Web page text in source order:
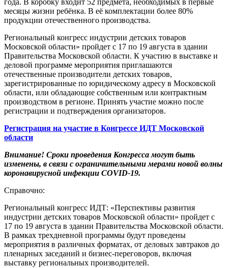
года. В коробку входит 52 предмета, необходимых в первые
месяцы жизни ребёнка. В её комплектации более 80%
продукции отечественного производства.
Региональный конгресс индустрии детских товаров
Московской области» пройдет с 17 по 19 августа в здании
Правительства Московской области. К участию в выставке и
деловой программе мероприятия приглашаются
отечественные производители детских товаров,
зарегистрированные по юридическому адресу в Московской
области, или обладающие собственным или контрактным
производством в регионе. Принять участие можно после
регистрации и подтверждения организаторов.
Регистрация на участие в Конгрессе ИДТ Московской
области
Внимание! Сроки проведения Конгресса могут быть
изменены, в связи с ограничительными мерами новой волны
коронавирусной инфекции COVID-19.
Справочно:
Региональный конгресс ИДТ: «Перспективы развития
индустрии детских товаров Московской области» пройдет с
17 по 19 августа в здании Правительства Московской области.
В рамках трехдневной программы будут проведены
мероприятия в различных форматах, от деловых завтраков до
пленарных заседаний и бизнес-переговоров, включая
выставку региональных производителей.